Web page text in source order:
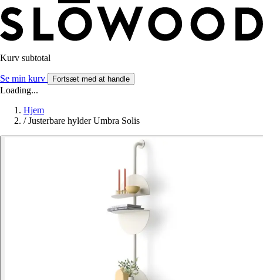
Kurv subtotal
Se min kurv Fortsæt med at handle
Loading...
Hjem
/ Justerbare hylder Umbra Solis